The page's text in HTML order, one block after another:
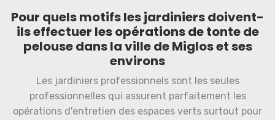
Pour quels motifs les jardiniers doivent-
ils effectuer les opérations de tonte de
pelouse dans la ville de Miglos et ses
environs
Les jardiniers professionnels sont les seules
professionnelles qui assurent parfaitement les
opérations d'entretien des espaces verts surtout pour